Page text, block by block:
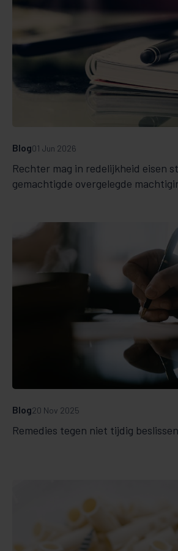
Rechter mag in redelijkheid eisen
gemachtigde overgelegde
Blog01 Jun 2026
Remedies tegen niet tijdig beslissen
Blog20 Nov 2025